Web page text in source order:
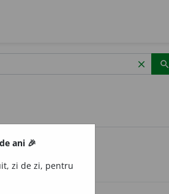
clear search
ani 🎉
zi de zi, pentru